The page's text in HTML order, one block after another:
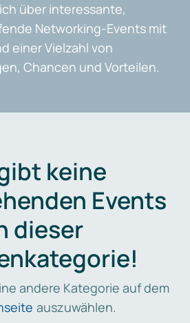
über interessante,
Networking-Events mit
einer Vielzahl von
Chancen und Vorteilen.
keine
Events
dieser
andere Kategorie auf dem
auszuwählen.